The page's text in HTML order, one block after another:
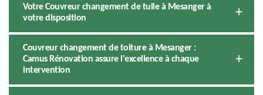
Votre Couvreur changement de tuile à Mesanger à
votre disposition
Couvreur changement de toiture à Mesanger :
Camus Rénovation assure l'excellence à chaque
intervention